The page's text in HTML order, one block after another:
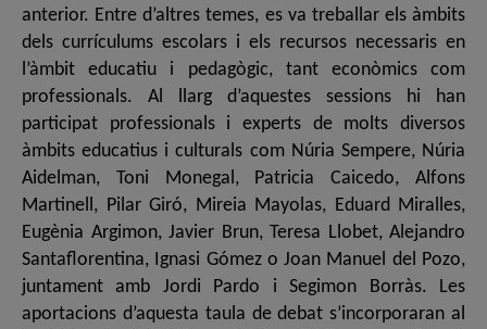
anterior. Entre d’altres temes, es va treballar els àmbits
dels currículums escolars i els recursos necessaris en
l’àmbit educatiu i pedagògic, tant econòmics com
professionals. Al llarg d’aquestes sessions hi han
participat professionals i experts de molts diversos
àmbits educatius i culturals com Núria Sempere, Núria
Aidelman, Toni Monegal, Patricia Caicedo, Alfons
Martinell, Pilar Giró, Mireia Mayolas, Eduard Miralles,
Eugènia Argimon, Javier Brun, Teresa Llobet, Alejandro
Santaflorentina, Ignasi Gómez o Joan Manuel del Pozo,
juntament amb Jordi Pardo i Segimon Borràs. Les
aportacions d’aquesta taula de debat s’incorporaran al